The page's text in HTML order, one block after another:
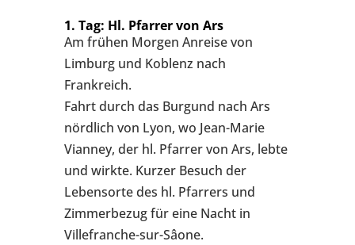
1. Tag: Hl. Pfarrer von Ars
Am frühen Morgen Anreise von
Limburg und Koblenz nach
Frankreich.
Fahrt durch das Burgund nach Ars
nördlich von Lyon, wo Jean-Marie
Vianney, der hl. Pfarrer von Ars, lebte
und wirkte. Kurzer Besuch der
Lebensorte des hl. Pfarrers und
Zimmerbezug für eine Nacht in
Villefranche-sur-Sâone.